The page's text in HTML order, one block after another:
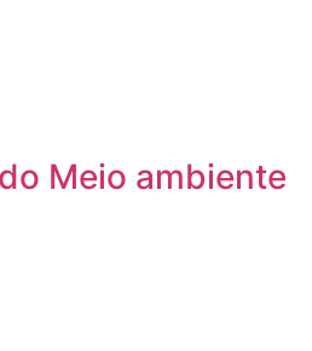
Meio ambiente